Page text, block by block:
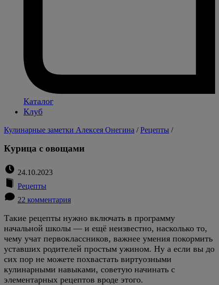
Каталог
Клуб
Кулинарные заметки Алексея Онегина /Рецепты /
Курица с овощами
24.10.2023
Рецепты
22 комментария
Такие рецепты нужно включать в программу
начальной школы — и ещё неизвестно, насколько то,
чему учат первоклассников, важнее умения покормить
уставших родителей простым ужином. Ну а если вы до
сих пор не можете похвастать виртуозными
кулинарными навыками, советую начинать с
элементарных рецептов вроде этого.